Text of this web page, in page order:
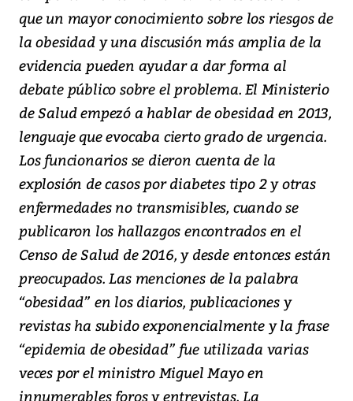
que un mayor conocimiento sobre los riesgos de
la obesidad y una discusión más amplia de la
evidencia pueden ayudar a dar forma al
debate público sobre el problema. El Ministerio
de Salud empezó a hablar de obesidad en 2013,
lenguaje que evocaba cierto grado de urgencia.
Los funcionarios se dieron cuenta de la
explosión de casos por diabetes tipo 2 y otras
enfermedades no transmisibles, cuando se
publicaron los hallazgos encontrados en el
Censo de Salud de 2016, y desde entonces están
preocupados. Las menciones de la palabra
“obesidad” en los diarios, publicaciones y
revistas ha subido exponencialmente y la frase
“epidemia de obesidad” fue utilizada varias
veces por el ministro Miguel Mayo en
innumerables foros y entrevistas. La